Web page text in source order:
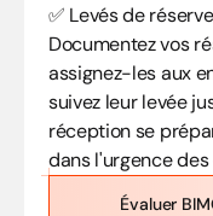
✅ Levés de
Documentez vos
assignez-les aux
suivez leur levée
réception se
dans l'urgence
Évaluer